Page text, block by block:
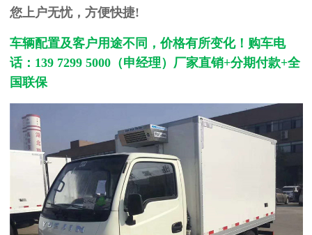
您上户无忧，方便快捷!
车辆配置及客户用途不同，价格有所变化！购车电
话：139 7299 5000（申经理）厂家直销+分期付款+全
国联保